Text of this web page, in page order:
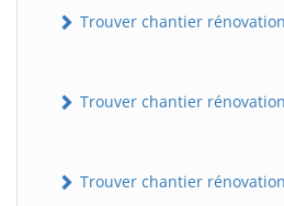
Trouver chantier
Trouver chantier
Trouver chantier